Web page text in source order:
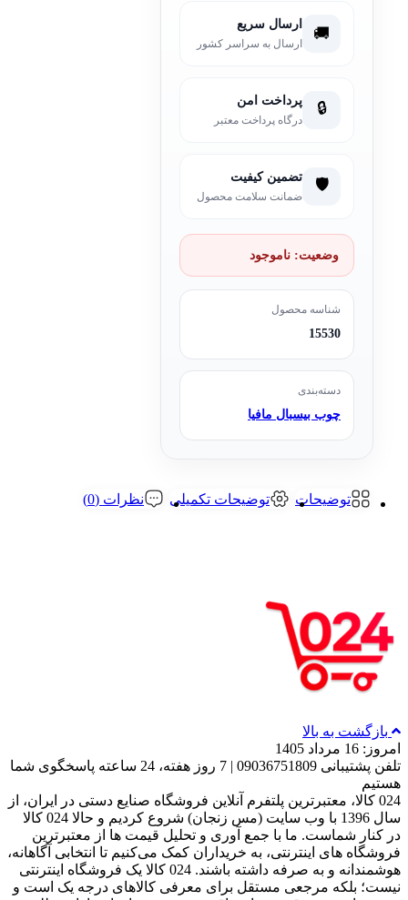
🚚 ارسال سریع
ارسال به سراسر کشور
🔒 پرداخت امن
درگاه پرداخت معتبر
🛡️ تضمین کیفیت
ضمانت سلامت محصول
وضعیت: ناموجود
شناسه محصول
15530
دسته‌بندی
چوب بیسبال مافیا
توضیحات توضیحات تکمیلی نظرات (0)
بازگشت به بالا
امروز: 16 مرداد 1405
تلفن پشتیبانی 09036751809 | 7 روز هفته، 24 ساعته پاسخگوی شما
هستیم
024 کالا، معتبرترین پلتفرم آنلاین فروشگاه صنایع دستی در ایران، از
سال 1396 با وب سایت (مس زنجان) شروع کردیم و حالا 024 کالا
در کنار شماست. ما با جمع‌ آوری و تحلیل قیمت‌ ها از معتبرترین
فروشگاه‌ های اینترنتی، به خریداران کمک می‌کنیم تا انتخابی آگاهانه،
هوشمندانه و به‌ صرفه داشته باشند. 024 کالا یک فروشگاه اینترنتی
نیست؛ بلکه مرجعی مستقل برای معرفی کالاهای درجه یک است و